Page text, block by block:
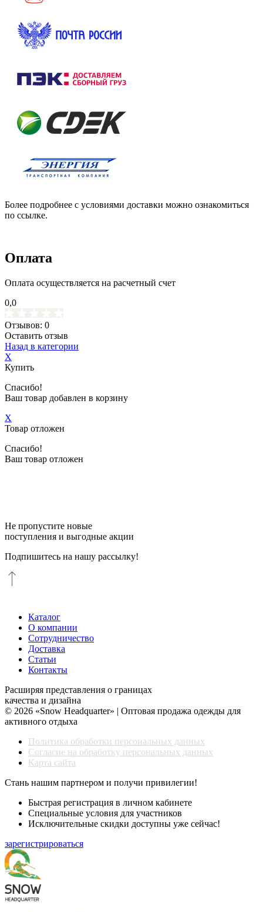
Более подробнее с условиями доставки можно ознакомиться
по ссылке.
Оплата
Оплата осуществляется на расчетный счет
0,0
Отзывов: 0
Оставить отзыв
Назад в категории
X
Купить
Спасибо!
Ваш товар добавлен в корзину
X
Товар отложен
Спасибо!
Ваш товар отложен
Не пропустите новые
поступления и выгодные акции
Подпишитесь на нашу рассылку!
Каталог
О компании
Сотрудничество
Доставка
Статьи
Контакты
Расширяя представления о границах
качества и дизайна
© 2026 «Snow Headquarter» | Оптовая продажа одежды для
активного отдыха
Политика обработки персональных данных
Согласие на обработку персональных данных
Карта сайта
Стань нашим партнером и получи привилегии!
Быстрая регистрация в личном кабинете
Специальные условия для участников
Исключительные скидки доступны уже сейчас!
зарегистрироваться